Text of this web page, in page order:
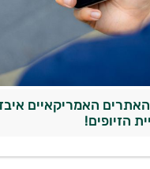
האמריקאיים
הזיופים!